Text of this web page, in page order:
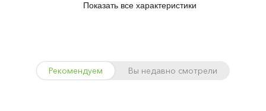
Показать все характеристики
Рекомендуем Вы недавно смотрели